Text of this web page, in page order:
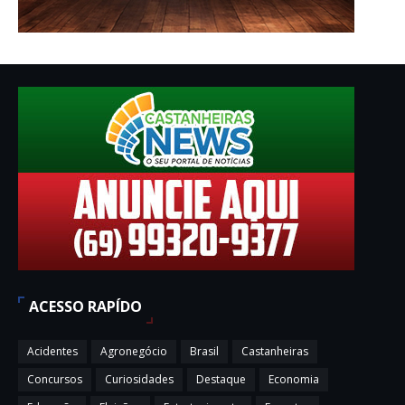
ACESSO RAPÍDO
Acidentes Agronegócio Brasil
Castanheiras
Concursos
Curiosidades Destaque
Economia